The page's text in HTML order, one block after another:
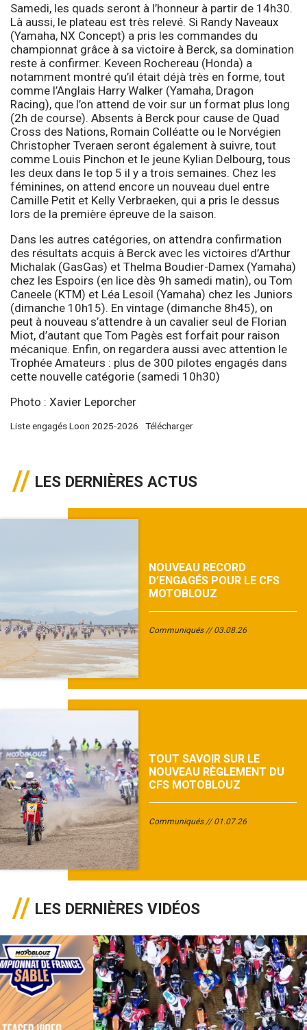
Samedi, les quads seront à l’honneur à partir de 14h30.
Là aussi, le plateau est très relevé. Si Randy Naveaux
(Yamaha, NX Concept) a pris les commandes du
championnat grâce à sa victoire à Berck, sa domination
reste à confirmer. Keveen Rochereau (Honda) a
notamment montré qu’il était déjà très en forme, tout
comme l’Anglais Harry Walker (Yamaha, Dragon
Racing), que l’on attend de voir sur un format plus long
(2h de course). Absents à Berck pour cause de Quad
Cross des Nations, Romain Colléatte ou le Norvégien
Christopher Tveraen seront également à suivre, tout
comme Louis Pinchon et le jeune Kylian Delbourg, tous
les deux dans le top 5 il y a trois semaines. Chez les
féminines, on attend encore un nouveau duel entre
Camille Petit et Kelly Verbraeken, qui a pris le dessus
lors de la première épreuve de la saison.
Dans les autres catégories, on attendra confirmation
des résultats acquis à Berck avec les victoires d’Arthur
Michalak (GasGas) et Thelma Boudier-Damex (Yamaha)
chez les Espoirs (en lice dès 9h samedi matin), ou Tom
Caneele (KTM) et Léa Lesoil (Yamaha) chez les Juniors
(dimanche 10h15). En vintage (dimanche 8h45), on
peut à nouveau s’attendre à un cavalier seul de Florian
Miot, d’autant que Tom Pagès est forfait pour raison
mécanique. Enfin, on regardera aussi avec attention le
Trophée Amateurs : plus de 300 pilotes engagés dans
cette nouvelle catégorie (samedi 10h30)
Photo : Xavier Leporcher
Liste engagés Loon 2025-2026 Télécharger
LES DERNIÈRES ACTUS
NOUVEAU RECORD
D’ENGAGÉS POUR LE CFS
MOTOBLOUZ
Communiqués 03.08.26
TOUT SAVOIR SUR LE
NOUVEAU RÈGLEMENT DU
CFS MOTOBLOUZ
Communiqués 01.07.26
LES DERNIÈRES VIDÉOS